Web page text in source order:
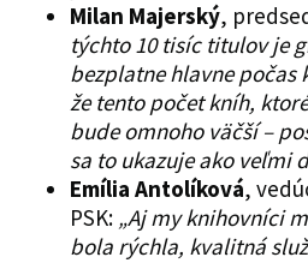
Milan Majerský,
týchto 10 tisíc titulov je
bezplatne hlavne počas
že tento počet kníh,
bude omnoho väčší –
sa to ukazuje ako veľmi
Emília Antolíková,
PSK: „Aj my knihovníci
bola rýchla, kvalitná